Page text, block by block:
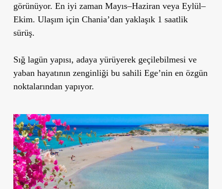
görünüyor. En iyi zaman Mayıs–Haziran veya Eylül–
Ekim. Ulaşım için Chania’dan yaklaşık 1 saatlik
sürüş.
Sığ lagün yapısı, adaya yürüyerek geçilebilmesi ve
yaban hayatının zenginliği bu sahili Ege’nin en özgün
noktalarından yapıyor.